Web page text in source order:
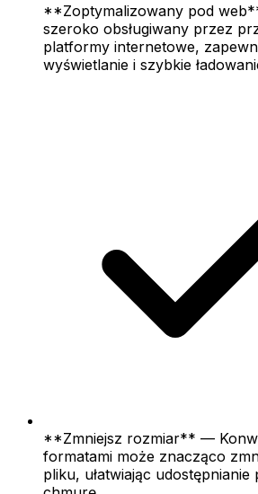
**Zoptymalizowany pod
szeroko obsługiwany przez
platformy internetowe,
wyświetlanie i szybkie
**Zmniejsz rozmiar** —
formatami może znacząco
pliku, ułatwiając